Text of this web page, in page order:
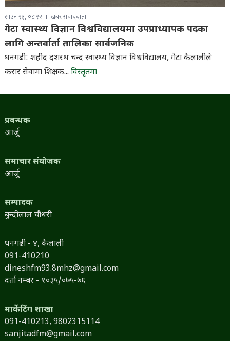
साउन २३, ०८:२२ खबर संवाददाता
गेटा स्वास्थ्य विज्ञान विश्वविद्यालयमा उपप्राध्यापक पदका
लागि अन्तर्वार्ता तालिका सार्वजनिक
धनगढी: शहीद दशरथ चन्द स्वास्थ्य विज्ञान विश्वविद्यालय, गेटा कैलालीले
करार सेवामा शिक्षक... विस्तृतमा
प्रबन्धक
आर्जु
समाचार संयोजक
आर्जु
सम्पादक
बुन्दीलाल चौधरी
धनगढी - ४, कैलाली
091-410210
dineshfm93.8mhz@gmail.com
दर्ता नम्बर - १०३५/०७५-७६
मार्केटिंग शाखा
091-410213, 9802315114
sanjitadfm@gmail.com